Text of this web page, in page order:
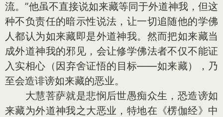
流。”他虽不直接说如来藏等同于外道神我，但这
种不负责任的暗示性说法，让一切追随他的学佛
人都认为如来藏即是外道神我。然而把如来藏当
成外道神我的邪见，会让修学佛法者不仅不能证
入实相心（因弃舍证悟的目标——如来藏），乃
至会造诽谤如来藏的恶业。
大慧菩萨就是悲悯后世愚痴众生，恐造谤如
来藏为外道神我之大恶业，特地在《楞伽经》中